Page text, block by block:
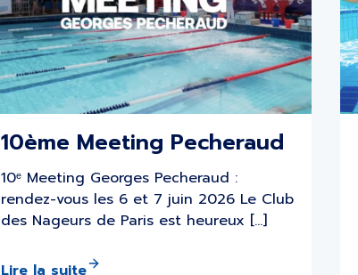
10ème Meeting Pecheraud
10ᵉ Meeting Georges Pecheraud :
rendez-vous les 6 et 7 juin 2026 Le Club
des Nageurs de Paris est heureux […]
Lire la suite